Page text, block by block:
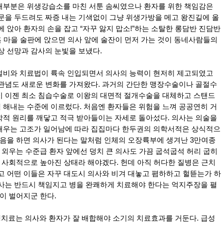
분은 위생강습소를 마친 서툰 솜씨였으나 환자를 위한 책임감은
을 두드려도 짜증 내는 기색없이 그냥 위생가방을 메고 왕진길에 올
앉아 환자의 손을 잡고 “자꾸 앓지 맙소!”하는 소탈한 롱담반 진담반
을 술판에 앉으면 의사 앞에 술잔이 먼저 가는 것이 동네사람들의
선망과 감사의 눈빛을 보냈다.
와 치료법이 륙속 인입되면서 의사의 능력이 현저히 제고되였고
념도 새로운 변화를 가져왔다. 과거의 간단한 맹장수술이나 골절수
이젠 최소 침습수술로 이왕의 대면적 절개수술을 대체하고 스탠드
내는 수준에 이르렀다. 처음엔 환자들은 위험을 느껴 공공연히 거
원리를 깨닿고 적극 받아들이는 자세로 돌아섰다. 의사는 의술을
는 고조가 일어남에 따라 집집마다 한두권의 의학서적은 상식적으
을 하면 의사가 된다는 말처럼 인체의 오장륙부에 생겨난 3만여종
우는 수준급 환자 앞에선 덩치 큰 의사도 가끔 굽석굽석 허리 굽히
회적으로 높아진 상태라 해야겠다. 헌데 아직 허다한 질병은 근치
어떤 이들은 자꾸 대도시 의사와 비겨 대놓고 폄하하고 헐뜯는가 하
는 반드시 책임지고 병을 완쾌하게 치료해야 한다는 억지주장을 펼
벌어지군 한다.
료는 의사와 환자가 잘 배합해야 소기의 치료효과를 거둔다. 급성